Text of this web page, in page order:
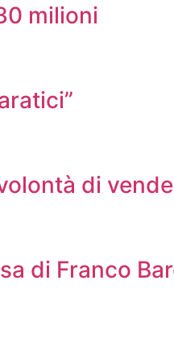
milioni
di
di Franco